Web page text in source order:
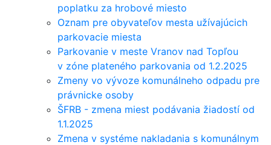
poplatku za hrobové miesto
Oznam pre obyvateľov mesta užívajúcich
parkovacie miesta
Parkovanie v meste Vranov nad Topľou
v zóne plateného parkovania od 1.2.2025
Zmeny vo vývoze komunálneho odpadu pre
právnicke osoby
ŠFRB - zmena miest podávania žiadostí od
1.1.2025
Zmena v systéme nakladania s komunálnym